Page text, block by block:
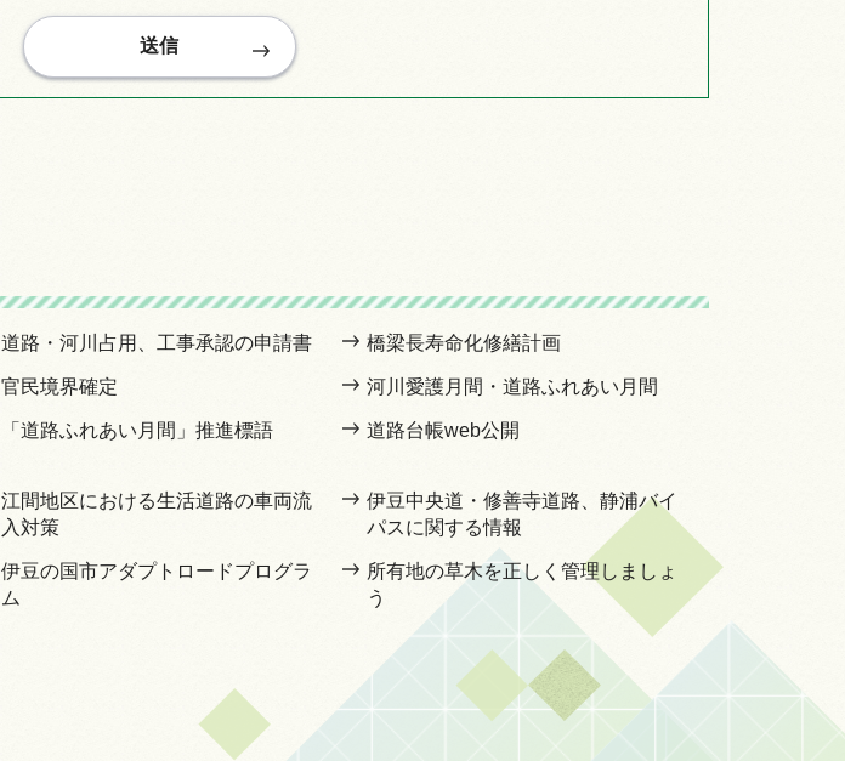
道路・河川占用、工事承認の申請書 橋梁長寿命化修繕計画
官民境界確定 河川愛護月間・道路ふれあい月間
「道路ふれあい月間」推進標語 道路台帳web公開
江間地区における生活道路の車両流
入対策
伊豆中央道・修善寺道路、静浦バイ
パスに関する情報
伊豆の国市アダプトロードプログラ
ム
所有地の草木を正しく管理しましょ
う